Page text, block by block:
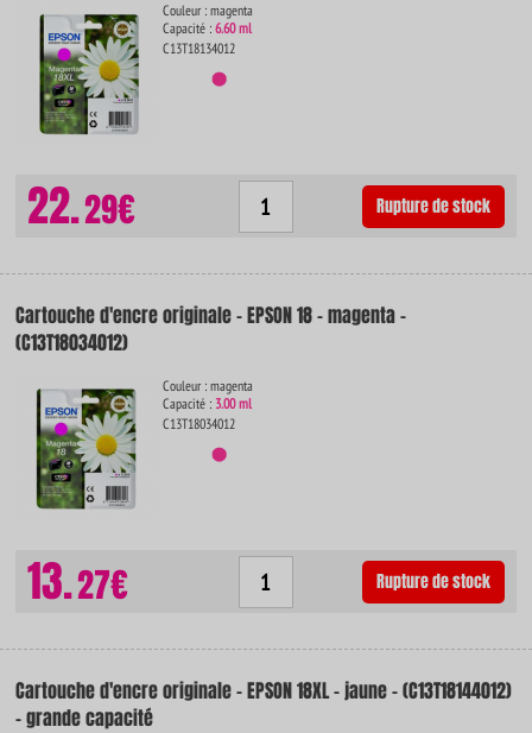
Couleur : magenta
Capacité :6.60 ml
C13T18134012
22.29€ Rupture de stock
Cartouche d'encre originale - EPSON 18 - magenta -
(C13T18034012)
Couleur : magenta
Capacité : 3.00 ml
C13T18034012
13.27€ Rupture de stock
Cartouche d'encre originale - EPSON 18XL - jaune - (C13T18144012)
- grande capacité